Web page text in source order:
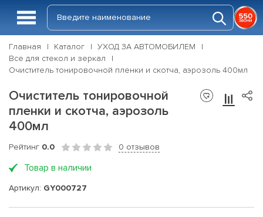
Главная Каталог
УХОД ЗА АВТОМОБИЛЕМ
Все для стекол и зеркал
Очиститель тонировочной пленки и скотча, аэрозоль 400мл
Очиститель тонировочной
пленки и скотча, аэрозоль
400мл
Рейтинг 0.0 0 отзывов
Товар в наличии
Артикул: GY000727